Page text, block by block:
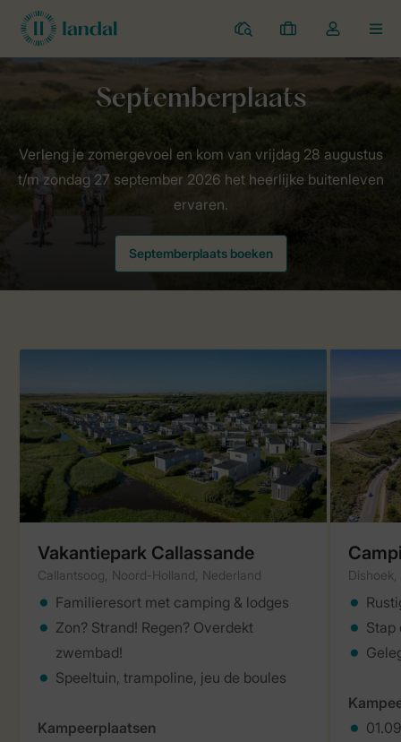
Campings
Mijn
boekingen
Open
de
Landal Camping Aanbiedingen Septemberplaats
Verleng je zomergevoel en kom van vrijdag 28 augustus
t/m zondag 27 september 2026 het heerlijke buitenleven
ervaren.
Septemberplaats boeken
Vakantiepark Callassande
Callantsoog, Noord-Holland, Nederland
Familieresort met camping & lodges
Zon? Strand! Regen? Overdekt
zwembad!
Speeltuin, trampoline, jeu de boules
Kampeerplaatsen
Stap